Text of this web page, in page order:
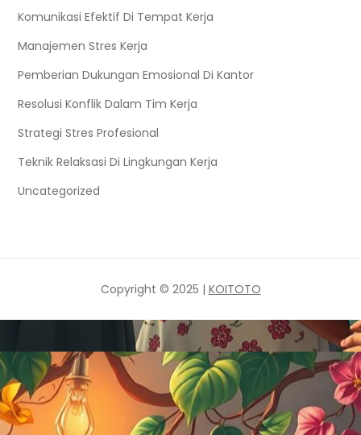
Komunikasi Efektif Di Tempat Kerja
Manajemen Stres Kerja
Pemberian Dukungan Emosional Di Kantor
Resolusi Konflik Dalam Tim Kerja
Strategi Stres Profesional
Teknik Relaksasi Di Lingkungan Kerja
Uncategorized
Copyright © 2025 | KOITOTO